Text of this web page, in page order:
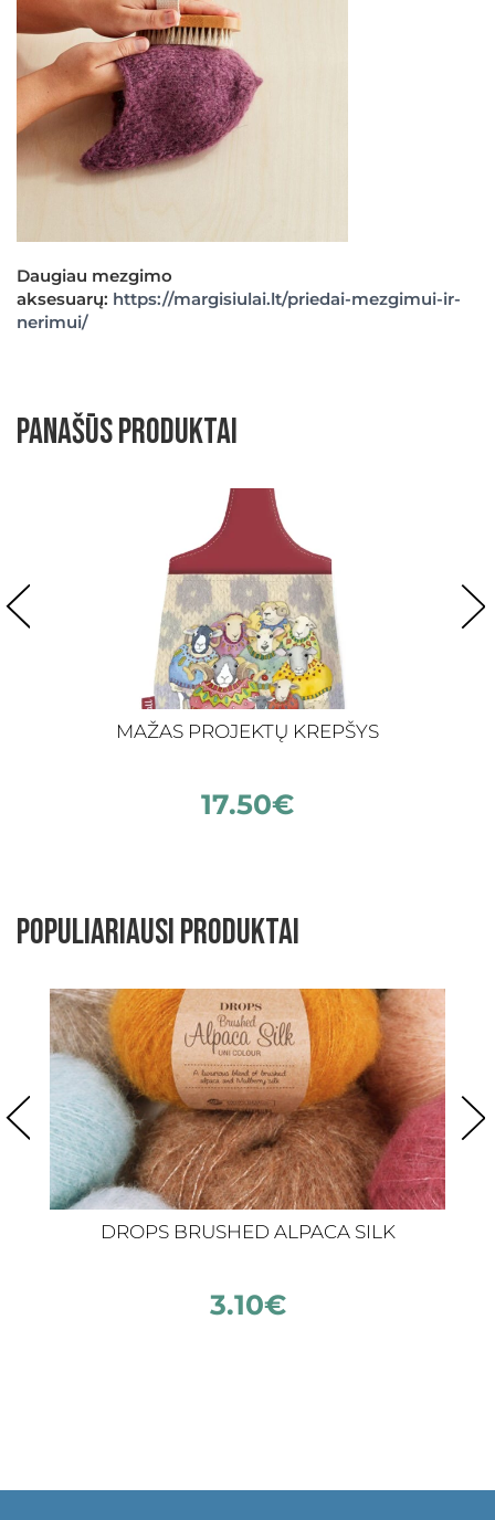
Daugiau mezgimo
aksesuarų: https://margisiulai.lt/priedai-mezgimui-ir-
nerimui/
Panašūs produktai
MAŽAS PROJEKTŲ KREPŠYS
17.50€
Populiariausi produktai
DROPS BRUSHED ALPACA SILK
3.10€